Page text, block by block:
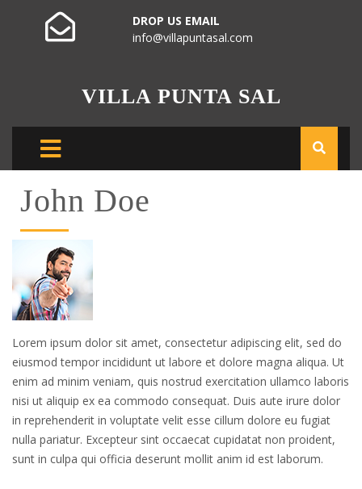
DROP US EMAIL
info@villapuntasal.com
VILLA PUNTA SAL
John Doe
Lorem ipsum dolor sit amet, consectetur adipiscing elit, sed do
eiusmod tempor incididunt ut labore et dolore magna aliqua. Ut
enim ad minim veniam, quis nostrud exercitation ullamco laboris
nisi ut aliquip ex ea commodo consequat. Duis aute irure dolor
in reprehenderit in voluptate velit esse cillum dolore eu fugiat
nulla pariatur. Excepteur sint occaecat cupidatat non proident,
sunt in culpa qui officia deserunt mollit anim id est laborum.